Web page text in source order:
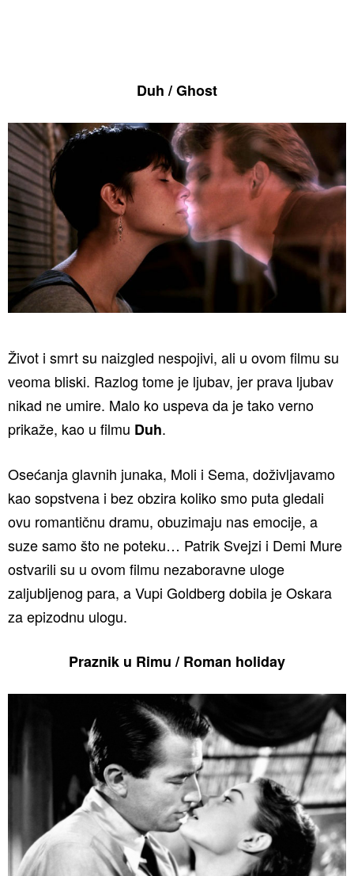
Duh / Ghost
Život i smrt su naizgled nespojivi, ali u ovom filmu su
veoma bliski. Razlog tome je ljubav, jer prava ljubav
nikad ne umire. Malo ko uspeva da je tako verno
prikaže, kao u filmu Duh.
Osećanja glavnih junaka, Moli i Sema, doživljavamo
kao sopstvena i bez obzira koliko smo puta gledali
ovu romantičnu dramu, obuzimaju nas emocije, a
suze samo što ne poteku… Patrik Svejzi i Demi Mure
ostvarili su u ovom filmu nezaboravne uloge
zaljubljenog para, a Vupi Goldberg dobila je Oskara
za epizodnu ulogu.
Praznik u Rimu / Roman holiday